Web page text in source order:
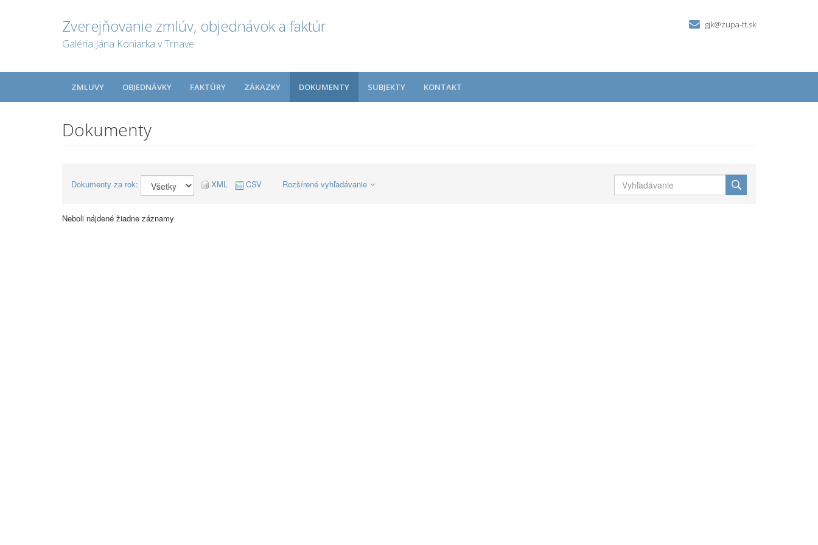
Zverejňovanie zmlúv, objednávok a faktúr
Galéria Jána Koniarka v Trnave
gjk@zupa-tt.sk
ZMLUVY OBJEDNÁVKY FAKTÚRY ZÁKAZKY DOKUMENTY SUBJEKTY KONTAKT
Dokumenty
Dokumenty za rok: XML CSV Rozšírené vyhľadávanie
Neboli nájdené žiadne záznamy